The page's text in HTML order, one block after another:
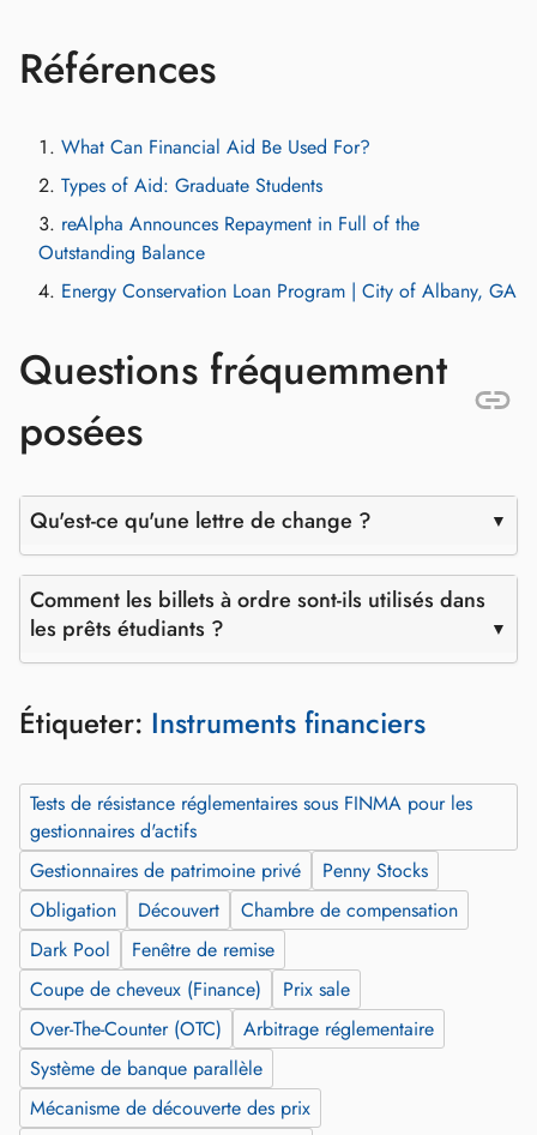
Références
What Can Financial Aid Be Used For?
Types of Aid: Graduate Students
reAlpha Announces Repayment in Full of the
Outstanding Balance
Energy Conservation Loan Program | City of Albany, GA
Questions fréquemment
posées
Qu'est-ce qu'une lettre de change ?
Comment les billets à ordre sont-ils utilisés dans
les prêts étudiants ?
Étiqueter: Instruments financiers
Tests de résistance réglementaires sous FINMA pour les
gestionnaires d'actifs
Gestionnaires de patrimoine privé
Penny Stocks
Obligation
Découvert
Chambre de compensation
Dark Pool
Fenêtre de remise
Coupe de cheveux (Finance)
Prix sale
Over-The-Counter (OTC)
Arbitrage réglementaire
Système de banque parallèle
Mécanisme de découverte des prix